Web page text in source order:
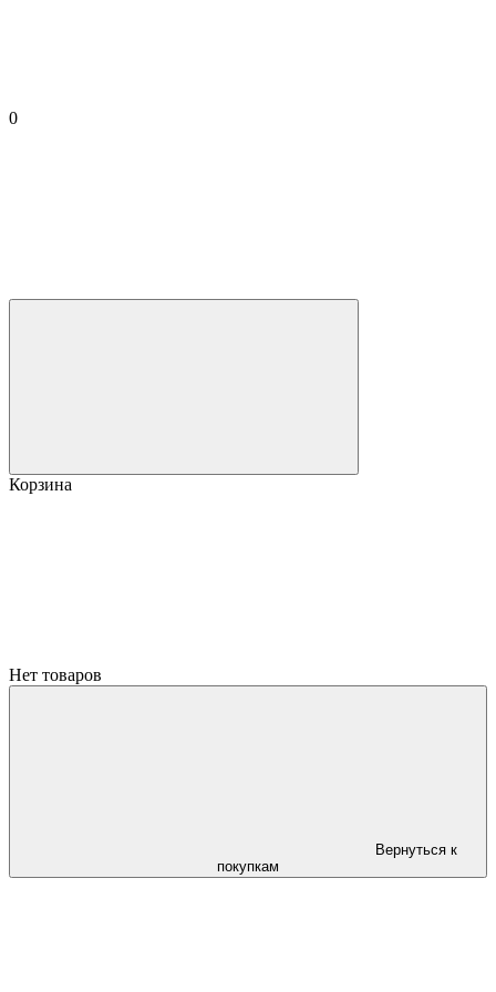
0
Корзина
Нет товаров
Вернуться к
покупкам